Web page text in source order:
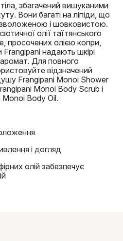
збагачений вишуканими
Вони багаті на ліпіди, що
і шовковистою.
олії таїтянського
просочених олією копри,
надають шкірі
аромат. Для повного
відзначений
Frangipani Monoi Shower
Monoi Body Scrub і
Monoi Body Oil.
і догляд
олій забезпечує